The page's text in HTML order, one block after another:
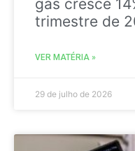
gás cresce
trimestre de
VER MATÉRIA »
29 de julho de 2026